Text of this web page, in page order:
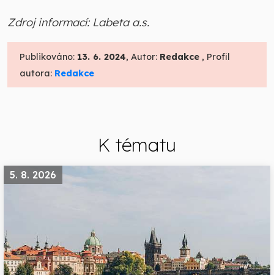
Zdroj informací: Labeta a.s.
Publikováno: 13. 6. 2024, Autor: Redakce , Profil
autora: Redakce
K tématu
5. 8. 2026